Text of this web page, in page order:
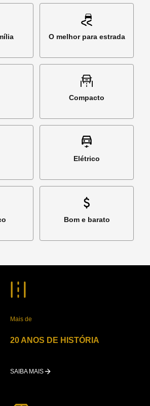
O melhor para estrada
Compacto
Elétrico
Bom e barato
Mais de
20 ANOS DE HISTÓRIA
SAIBA MAIS